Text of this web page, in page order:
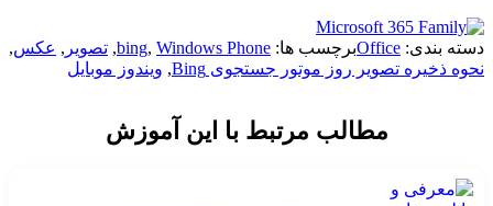
دسته بندی: Officeبرچسب ها: bing, Windows Phone
, تصویر , عکس,
نحوه ذخیره تصویر روز موتور جستجوی Bing
, ویندوز موبایل
مطالب مرتبط با این آموزش